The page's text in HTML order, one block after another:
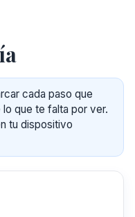
cada paso que
que te falta por ver.
tu dispositivo